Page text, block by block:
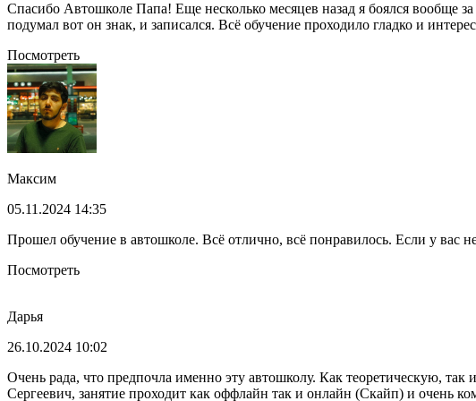
Спасибо Автошколе Папа! Еще несколько месяцев назад я боялся вообще
подумал вот он знак, и записался. Всё обучение проходило гладко и
Посмотреть
Максим
05.11.2024 14:35
Прошел обучение в автошколе. Всё отлично, всё понравилось. Если у вас
Посмотреть
Дарья
26.10.2024 10:02
Очень рада, что предпочла именно эту автошколу. Как теоретическую,
Сергеевич, занятие проходит как оффлайн так и онлайн (Скайп) и очень